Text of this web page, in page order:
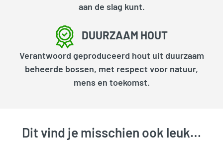
aan de slag kunt.
DUURZAAM HOUT
Verantwoord geproduceerd hout uit duurzaam
beheerde bossen, met respect voor natuur,
mens en toekomst.
Dit vind je misschien ook leuk…